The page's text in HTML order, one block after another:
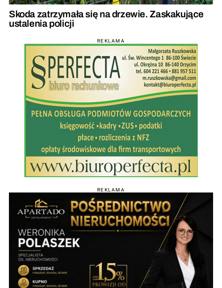
Skoda zatrzymała się na drzewie. Zaskakujące
ustalenia policji
REKLAMA
REKLAMA